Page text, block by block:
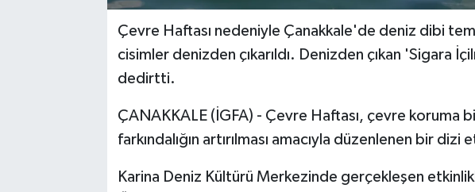
Çevre Haftası nedeniyle Çanakkale'de deniz dibi
cisimler denizden çıkarıldı. Denizden çıkan 'Sigara
dedirtti.
ÇANAKKALE (İGFA) - Çevre Haftası, çevre koruma
farkındalığın artırılması amacıyla düzenlenen bir dizi
Karina Deniz Kültürü Merkezinde gerçekleşen